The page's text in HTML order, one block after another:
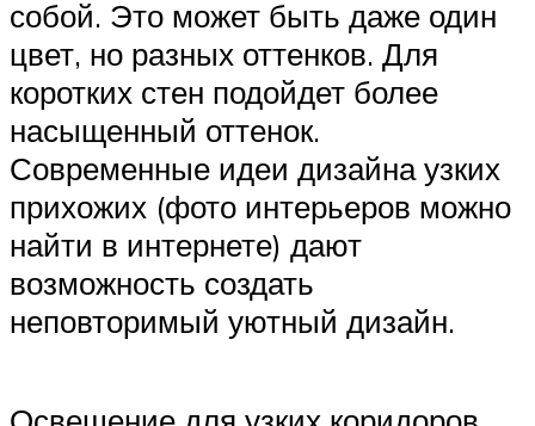
собой. Это может быть даже один
цвет, но разных оттенков. Для
коротких стен подойдет более
насыщенный оттенок.
Современные идеи дизайна узких
прихожих (фото интерьеров можно
найти в интернете) дают
возможность создать
неповторимый уютный дизайн.